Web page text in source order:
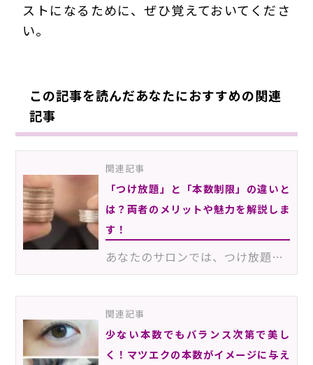
ストになるために、ぜひ覚えておいてくださ
い。
この記事を読んだあなたにおすすめの関連
記事
関連記事
「つけ放題」と「本数制限」の違いと
は？両者のメリットや魅力を解説しま
す！
あなたのサロンでは、つけ放題と本数制限のどちらをメインにしていますか？また、きちんとそれぞれの魅力…
関連記事
少ない本数でもバランス次第で美し
く！マツエクの本数がイメージに与え